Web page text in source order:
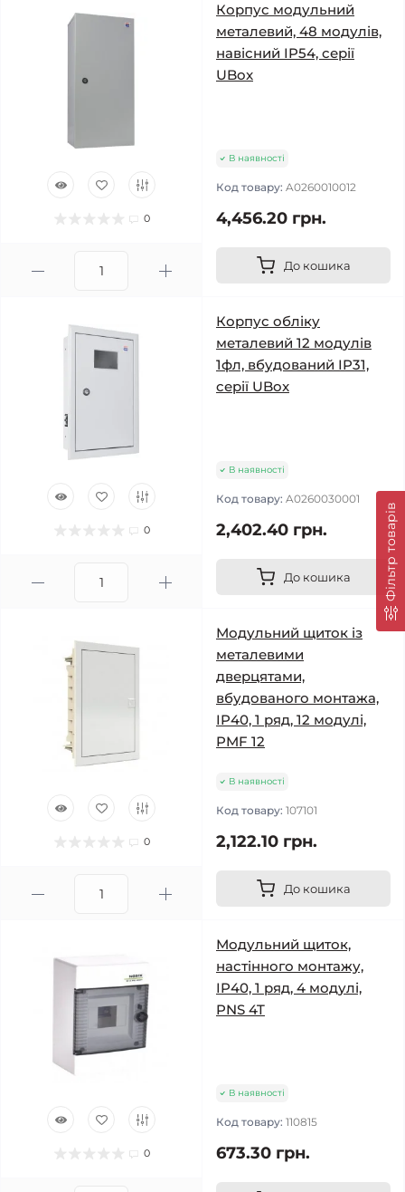
Фільтр товарів
0
Корпус модульний
металевий, 48 модулів,
навісний IP54, серії
UBox
В наявності
Код товару: A0260010012
4,456.20 грн.
До кошика
0
Корпус обліку
металевий 12 модулів
1фл, вбудований IP31,
серії UBox
В наявності
Код товару: A0260030001
2,402.40 грн.
До кошика
0
Модульний щиток із
металевими
дверцятами,
вбудованого монтажа,
IP40, 1 ряд, 12 модулі,
PMF 12
В наявності
Код товару: 107101
2,122.10 грн.
До кошика
0
Модульний щиток,
настінного монтажу,
IP40, 1 ряд, 4 модулі,
PNS 4T
В наявності
Код товару: 110815
673.30 грн.